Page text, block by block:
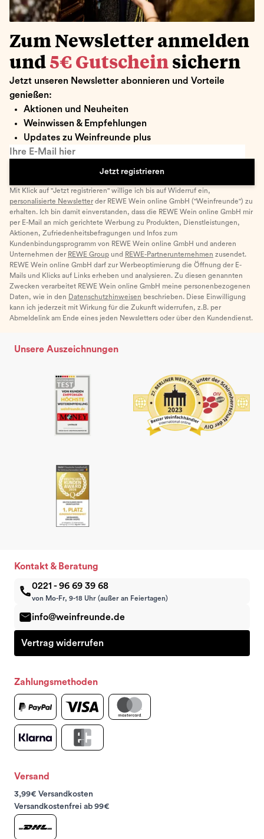
Zum Newsletter anmelden
und 5€ Gutschein sichern
Jetzt unseren Newsletter abonnieren und Vorteile
genießen:
Aktionen und Neuheiten
Weinwissen & Empfehlungen
Updates zu Weinfreunde plus
Ihre E-Mail hier
Jetzt registrieren
Mit Klick auf "Jetzt registrieren" willige ich bis auf Widerruf ein,
personalisierte Newsletter der REWE Wein online GmbH ("Weinfreunde") zu
erhalten. Ich bin damit einverstanden, dass die REWE Wein online GmbH mir
per E-Mail an mich gerichtete Werbung zu Produkten, Dienstleistungen,
Aktionen, Zufriedenheitsbefragungen und Infos zum
Kundenbindungsprogramm von REWE Wein online GmbH und anderen
Unternehmen der REWE Group und REWE-Partnerunternehmen zusendet.
REWE Wein online GmbH darf zur Werbeoptimierung die Öffnung der E-
Mails und Klicks auf Links erheben und analysieren. Zu diesen genannten
Zwecken verarbeitet REWE Wein online GmbH meine personenbezogenen
Daten, wie in den Datenschutzhinweisen beschrieben. Diese Einwilligung
kann ich jederzeit mit Wirkung für die Zukunft widerrufen, z.B. per
Abmeldelink am Ende eines jeden Newsletters oder über den Kundendienst.
Unsere Auszeichnungen
Kontakt & Beratung
0221 - 96 69 39 68
von Mo-Fr, 9-18 Uhr (außer an Feiertagen)
info@weinfreunde.de
Vertrag widerrufen
Zahlungsmethoden
Versand
3,99€ Versandkosten
Versandkostenfrei ab 99€